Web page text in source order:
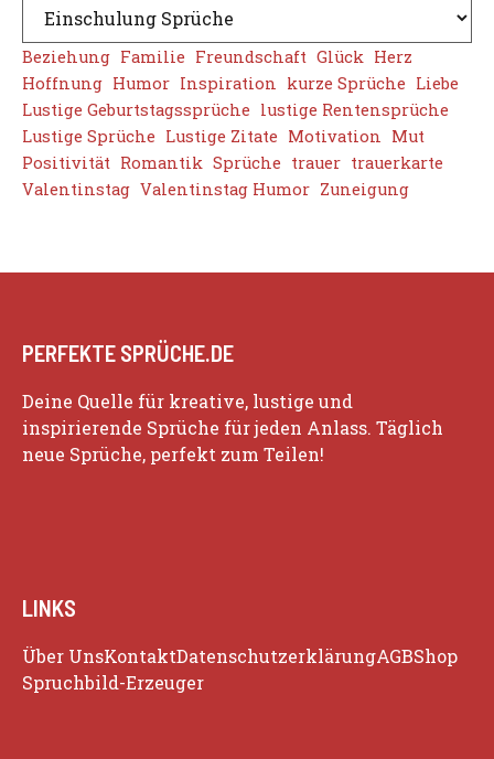
Beziehung Familie Freundschaft Glück Herz
Hoffnung Humor Inspiration kurze Sprüche Liebe
Lustige Geburtstagssprüche lustige Rentensprüche
Lustige Sprüche Lustige Zitate Motivation Mut
Positivität Romantik Sprüche trauer trauerkarte
Valentinstag Valentinstag Humor Zuneigung
PERFEKTE SPRÜCHE.DE
Deine Quelle für kreative, lustige und
inspirierende Sprüche für jeden Anlass. Täglich
neue Sprüche, perfekt zum Teilen!
LINKS
Über UnsKontaktDatenschutzerklärungAGBShop
Spruchbild-Erzeuger